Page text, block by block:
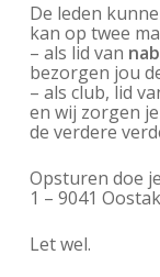
De leden
kan op twee
– als lid van
bezorgen jou
– als club, lid
en wij zorgen
de verdere
Opsturen doe
1 – 9041
Let wel.